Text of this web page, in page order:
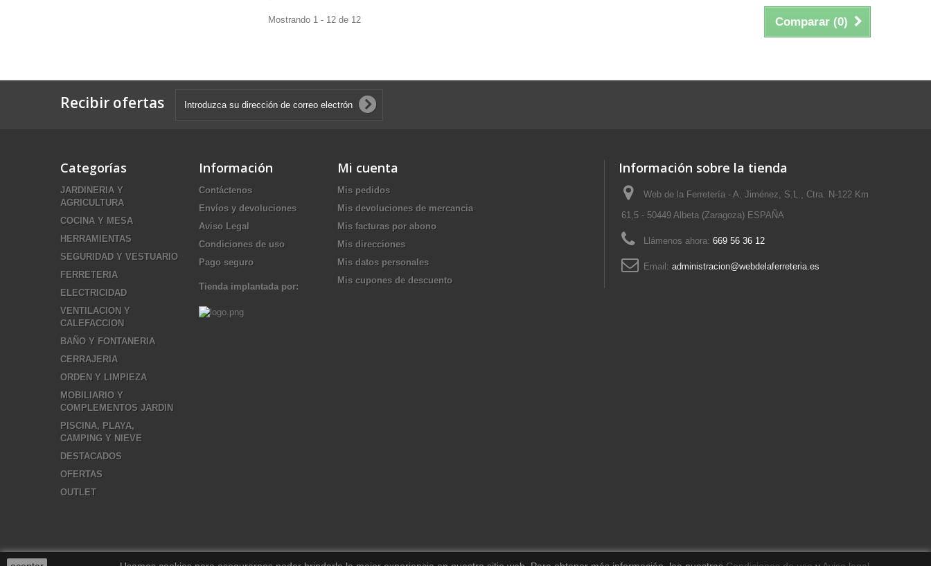
Comparar (0)
Mostrando 1 - 12 de 12
Recibir ofertas
Categorías
JARDINERIA Y
AGRICULTURA
COCINA Y MESA
HERRAMIENTAS
SEGURIDAD Y VESTUARIO
FERRETERIA
ELECTRICIDAD
VENTILACION Y
CALEFACCION
BAÑO Y FONTANERIA
CERRAJERIA
ORDEN Y LIMPIEZA
MOBILIARIO Y
COMPLEMENTOS JARDIN
PISCINA, PLAYA,
CAMPING Y NIEVE
DESTACADOS
OFERTAS
OUTLET
Información
Contáctenos
Envíos y devoluciones
Aviso Legal
Condiciones de uso
Pago seguro
Tienda implantada por:
Mi cuenta
Mis pedidos
Mis devoluciones de mercancia
Mis facturas por abono
Mis direcciones
Mis datos personales
Mis cupones de descuento
Información sobre la tienda
Web de la Ferretería - A. Jiménez, S.L., Ctra. N-122 Km
61,5 - 50449 Albeta (Zaragoza) ESPAÑA
Llámenos ahora: 669 56 36 12
Email: administracion@webdelaferreteria.es